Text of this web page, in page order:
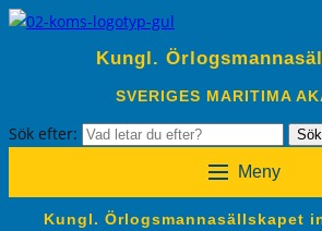
Kungl.
SVERIGES MARITIMA
Sök efter:
Meny
Kungl. Örlogsmannasällskapet